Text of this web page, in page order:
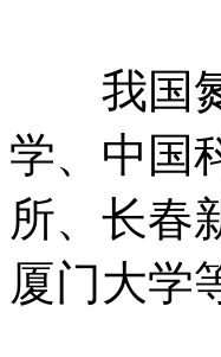
我国氮
学、中国
所、长春
厦门大学